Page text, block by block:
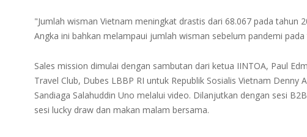
"Jumlah wisman Vietnam meningkat drastis dari 68.067 pada tahun
Angka ini bahkan melampaui jumlah wisman sebelum pandemi
Sales mission dimulai dengan sambutan dari ketua IINTOA, Paul
Travel Club, Dubes LBBP RI untuk Republik Sosialis Vietnam
Sandiaga Salahuddin Uno melalui video. Dilanjutkan dengan sesi
sesi lucky draw dan makan malam bersama.